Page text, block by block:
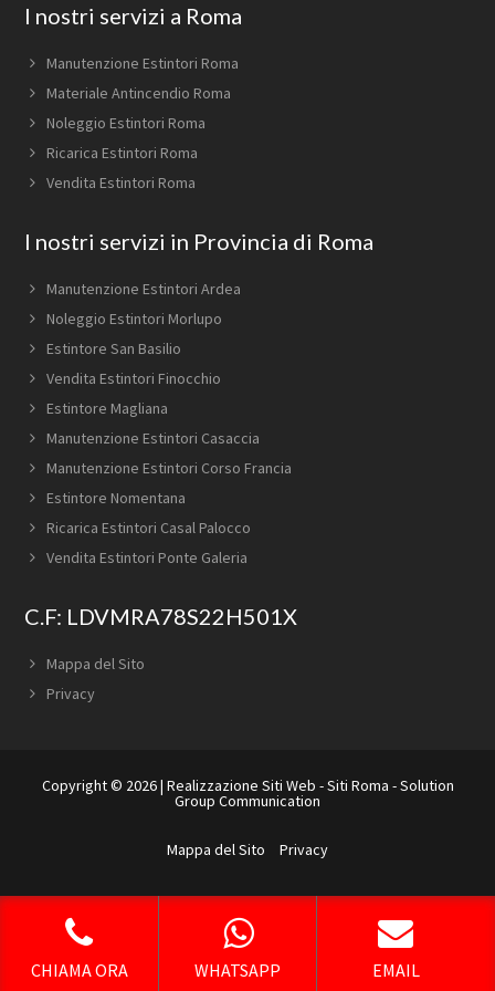
Footer
I nostri servizi a Roma
Manutenzione Estintori Roma
Materiale Antincendio Roma
Noleggio Estintori Roma
Ricarica Estintori Roma
Vendita Estintori Roma
I nostri servizi in Provincia di Roma
Manutenzione Estintori Ardea
Noleggio Estintori Morlupo
Estintore San Basilio
Vendita Estintori Finocchio
Estintore Magliana
Manutenzione Estintori Casaccia
Manutenzione Estintori Corso Francia
Estintore Nomentana
Ricarica Estintori Casal Palocco
Vendita Estintori Ponte Galeria
C.F: LDVMRA78S22H501X
Mappa del Sito
Privacy
Copyright © 2026 | Realizzazione Siti Web -Siti Roma -Solution
Group Communication
Mappa del Sito Privacy
CHIAMA ORA WHATSAPP EMAIL